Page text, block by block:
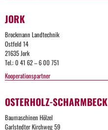
JORK
Brockmann Landtechnik
Ostfeld 14
21635 Jork
Tel.: 0 41 62 – 6 00 751
Kooperationspartner
OSTERHOLZ-SCHARMBECK
Baumaschinen Hölzel
Garlstedter Kirchweg 59